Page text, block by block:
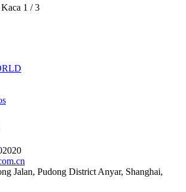
Kaca 1 / 3
Jalan, Pudong District Anyar, Shanghai,